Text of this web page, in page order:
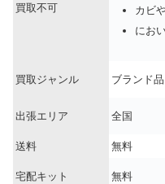
買取不可
カビ
にお
買取ジャンル ブランド
出張エリア 全国
送料 無料
宅配キット 無料